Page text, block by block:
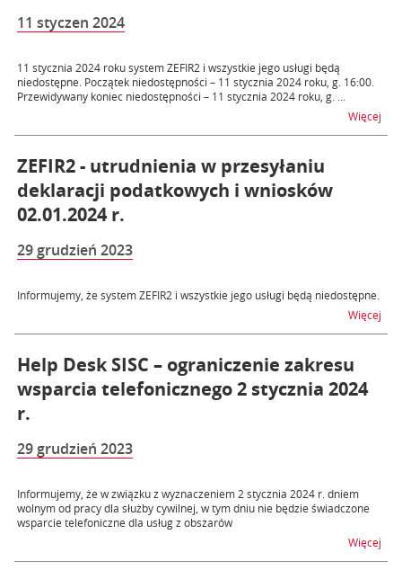
11 styczen 2024
11 stycznia 2024 roku system ZEFIR2 i wszystkie jego usługi będą
niedostępne. Początek niedostępności – 11 stycznia 2024 roku, g. 16:00.
Przewidywany koniec niedostępności – 11 stycznia 2024 roku, g. ...
Więcej
ZEFIR2 - utrudnienia w przesyłaniu
deklaracji podatkowych i wniosków
02.01.2024 r.
29 grudzień 2023
Informujemy, że system ZEFIR2 i wszystkie jego usługi będą niedostępne.
Więcej
Help Desk SISC – ograniczenie zakresu
wsparcia telefonicznego 2 stycznia 2024
r.
29 grudzień 2023
Informujemy, że w związku z wyznaczeniem 2 stycznia 2024 r. dniem
wolnym od pracy dla służby cywilnej, w tym dniu nie będzie świadczone
wsparcie telefoniczne dla usług z obszarów
Więcej